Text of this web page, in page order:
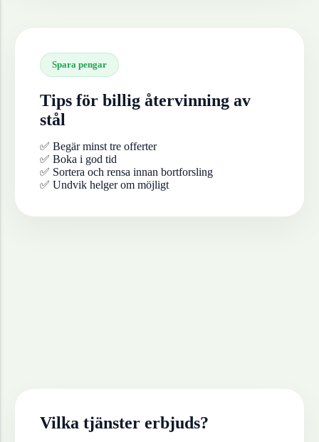
Spara pengar
Tips för billig återvinning av
stål
✅ Begär minst tre offerter
✅ Boka i god tid
✅ Sortera och rensa innan bortforsling
✅ Undvik helger om möjligt
Vilka tjänster erbjuds?